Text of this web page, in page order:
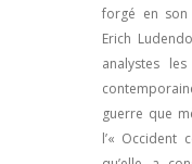
forgé en
Erich
analystes
guerre que
l’« Occident